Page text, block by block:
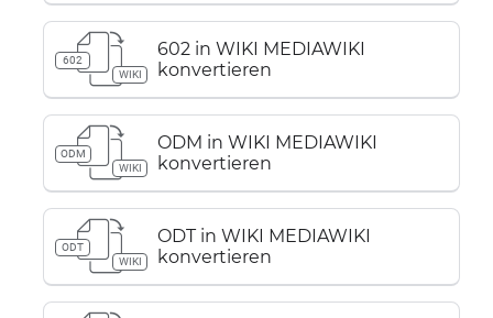
602
WIKI
602 in WIKI MEDIAWIKI
konvertieren
ODM
WIKI
ODM in WIKI MEDIAWIKI
konvertieren
ODT
WIKI
ODT in WIKI MEDIAWIKI
konvertieren